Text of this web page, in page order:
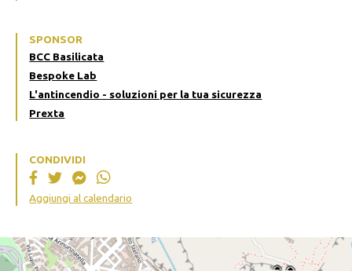
SPONSOR
BCC Basilicata
Bespoke Lab
L'antincendio - soluzioni per la tua sicurezza
Prexta
CONDIVIDI
Aggiungi al calendario